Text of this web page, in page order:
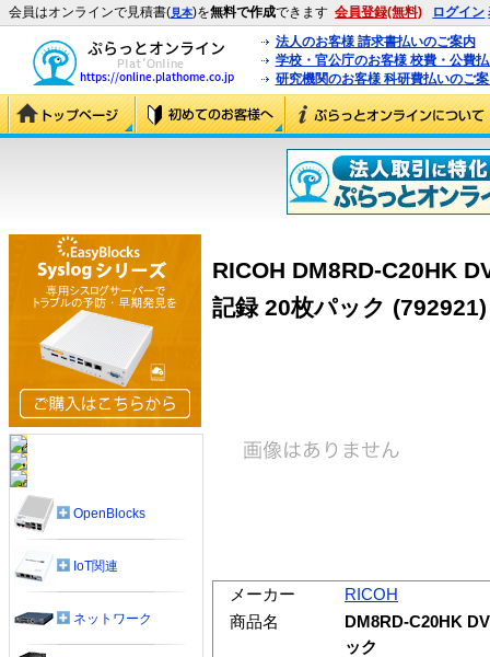
会員はオンラインで見積書(見本)を無料で作成できます 会員登録(無料) ログイン
法人のお客様 請求書払いのご案内
学校・官公庁のお客様 校費・公費
研究機関のお客様 科研費払いのご
RICOH DM8RD-C20HK
記録 20枚パック (792921)
メーカー
RICOH
商品名
DM8RD-C20HK
ック
OpenBlocks
IoT関連
ネットワーク